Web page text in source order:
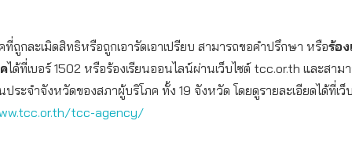
ถูกละเมิดสิทธิหรือถูกเอารัดเอาเปรียบ สามารถขอคำปรึกษา หรือร้อง
ได้ที่เบอร์ 1502 หรือร้องเรียนออนไลน์ผ่านเว็บไซต์ tcc.or.th และสาม
ระจำจังหวัดของสภาผู้บริโภค ทั้ง 19 จังหวัด โดยดูรายละเอียดได้ที่เว็
tcc-agency/